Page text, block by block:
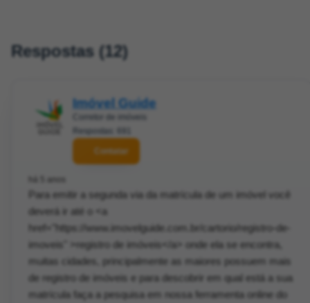
Respostas (12)
Imóvel Guide
Contatar
Para emitir a segunda via da matrícula de um imóvel você
deverá ir até o <a
href="https://www.imovelguide.com.br/cartorio/registro-de-
imoveis" >registro de imóveis</a> onde ela se encontra,
muitas cidades, principalmente as maiores possuem mais
de registro de imóveis e para descobrir em qual está a sua
matrícula faça a pesquisa em nossa ferramenta online do